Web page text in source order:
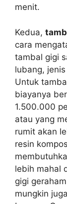
menit.
Kedua,
cara
tambal gigi
lubang,
Untuk
biayanya
1.500.000
atau yang
rumit akan
resin
lebih mahal
gigi
mungkin